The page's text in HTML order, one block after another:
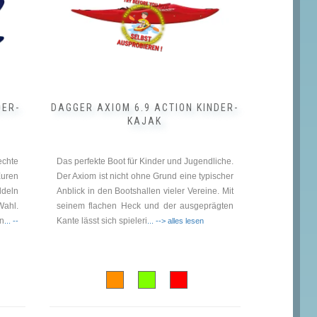
... --
DAGGER AXIOM 6.9 ACTION KINDER-
KAJAK
Das perfekte Boot für Kinder und Jugendliche.
Der Axiom ist nicht ohne Grund eine typischer
Anblick in den Bootshallen vieler Vereine. Mit
seinem flachen Heck und der ausgeprägten
Kante lässt sich spieleri ... --> alles lesen